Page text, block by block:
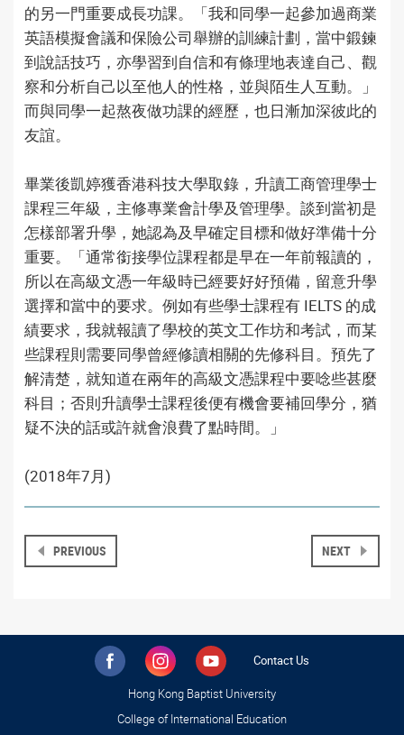
的另一門重要成長功課。「我和同學一起參加過商業
英語模擬會議和保險公司舉辦的訓練計劃，當中鍛鍊
到說話技巧，亦學習到自信和有條理地表達自己、觀
察和分析自己以至他人的性格，並與陌生人互動。」
而與同學一起熬夜做功課的經歷，也日漸加深彼此的
友誼。
畢業後凱婷獲香港科技大學取錄，升讀工商管理學士
課程三年級，主修專業會計學及管理學。談到當初是
怎樣部署升學，她認為及早確定目標和做好準備十分
重要。「通常銜接學位課程都是早在一年前報讀的，
所以在高級文憑一年級時已經要好好預備，留意升學
選擇和當中的要求。例如有些學士課程有 IELTS 的成
績要求，我就報讀了學校的英文工作坊和考試，而某
些課程則需要同學曾經修讀相關的先修科目。預先了
解清楚，就知道在兩年的高級文憑課程中要唸些甚麼
科目；否則升讀學士課程後便有機會要補回學分，猶
疑不決的話或許就會浪費了點時間。」
(2018年7月)
PREVIOUS NEXT
Contact Us
Hong Kong Baptist University
College of International Education